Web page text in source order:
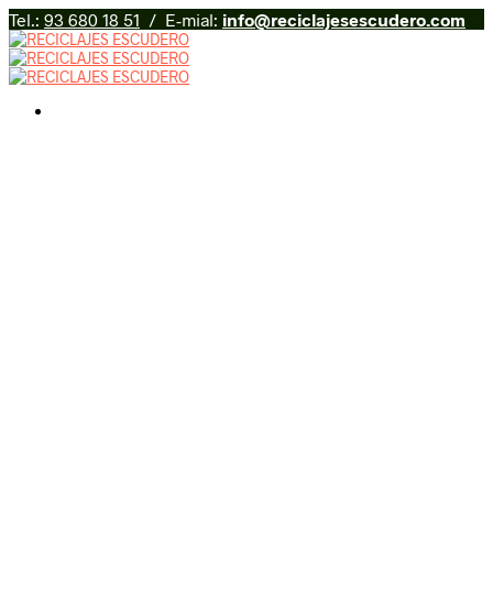
Tel.: 93 680 18 51 / E-mial: info@reciclajesescudero.com